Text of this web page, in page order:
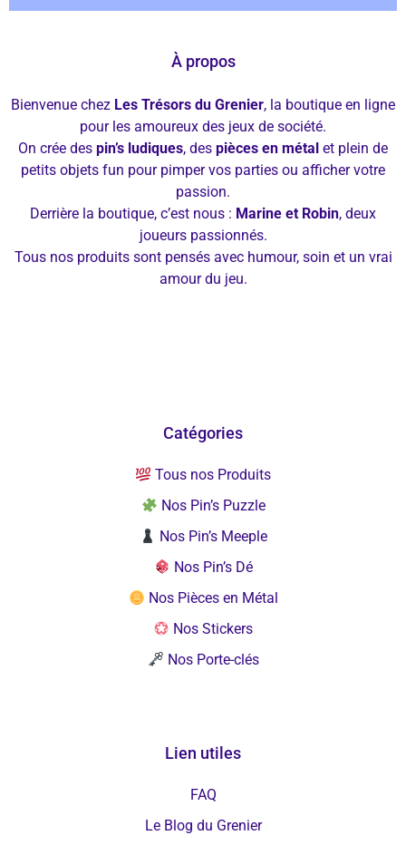
À propos
Bienvenue chez Les Trésors du Grenier, la boutique en ligne
pour les amoureux des jeux de société.
On crée des pin’s ludiques, des pièces en métal et plein de
petits objets fun pour pimper vos parties ou afficher votre
passion.
Derrière la boutique, c’est nous : Marine et Robin, deux
joueurs passionnés.
Tous nos produits sont pensés avec humour, soin et un vrai
amour du jeu.
Catégories
Tous nos Produits
Nos Pin’s Puzzle
Nos Pin’s Meeple
Nos Pin’s Dé
Nos Pièces en Métal
Nos Stickers
Nos Porte-clés
Lien utiles
FAQ
Le Blog du Grenier